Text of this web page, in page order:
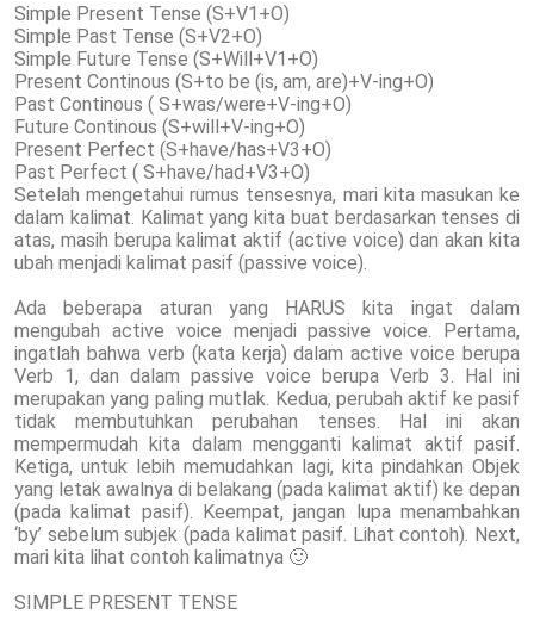
Simple Present Tense (S+V1+O)
Simple Past Tense (S+V2+O)
Simple Future Tense (S+Will+V1+O)
Present Continous (S+to be (is, am, are)+V-ing+O)
Past Continous ( S+was/were+V-ing+O)
Future Continous (S+will+V-ing+O)
Present Perfect (S+have/has+V3+O)
Past Perfect ( S+have/had+V3+O)
Setelah mengetahui rumus tensesnya, mari kita masukan ke
dalam kalimat. Kalimat yang kita buat berdasarkan tenses di
atas, masih berupa kalimat aktif (active voice) dan akan kita
ubah menjadi kalimat pasif (passive voice).
Ada beberapa aturan yang HARUS kita ingat dalam
mengubah active voice menjadi passive voice. Pertama,
ingatlah bahwa verb (kata kerja) dalam active voice berupa
Verb 1, dan dalam passive voice berupa Verb 3. Hal ini
merupakan yang paling mutlak. Kedua, perubah aktif ke pasif
tidak membutuhkan perubahan tenses. Hal ini akan
mempermudah kita dalam mengganti kalimat aktif pasif.
Ketiga, untuk lebih memudahkan lagi, kita pindahkan Objek
yang letak awalnya di belakang (pada kalimat aktif) ke depan
(pada kalimat pasif). Keempat, jangan lupa menambahkan
‘by’ sebelum subjek (pada kalimat pasif. Lihat contoh). Next,
mari kita lihat contoh kalimatnya 🙂
SIMPLE PRESENT TENSE